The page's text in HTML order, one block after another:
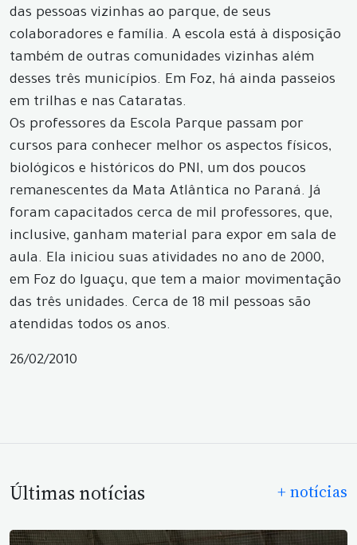
das pessoas vizinhas ao parque, de seus
colaboradores e família. A escola está à disposição
também de outras comunidades vizinhas além
desses três municípios. Em Foz, há ainda passeios
em trilhas e nas Cataratas.
Os professores da Escola Parque passam por
cursos para conhecer melhor os aspectos físicos,
biológicos e históricos do PNI, um dos poucos
remanescentes da Mata Atlântica no Paraná. Já
foram capacitados cerca de mil professores, que,
inclusive, ganham material para expor em sala de
aula. Ela iniciou suas atividades no ano de 2000,
em Foz do Iguaçu, que tem a maior movimentação
das três unidades. Cerca de 18 mil pessoas são
atendidas todos os anos.
26/02/2010
Últimas notícias + notícias